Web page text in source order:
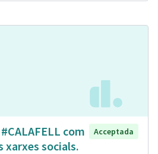
com
xarxes socials.
Acceptada